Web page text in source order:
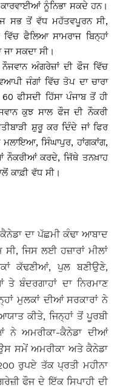
ਨੂੰਨਿਭਾ ਸਕਦੇ ਹਨ।
ਸਭ ਤੋਂ ਵੱਧ ਮਹੱਤਵਪੂਰਨ ਸੀ,
ਫੈਲਿਆ ਸਾਮਰਾਜ ਬਿਨ੍ਹਾਂ
ਸਕਦਾ ਸੀ।
ਨੌਜਵਾਨ ਅੰਗਰੇਜ਼ਾਂ ਦੀ ਫੌਜ ਵਿੱਚ
ਜੰਗਾਂ ਵਿੱਚ ਤੋਪ ਦਾ ਚਾਰਾ
ਫੀਸਦੀ ਹਿੱਸਾ ਪੰਜਾਬ ਤੋਂ ਹੀ
ਕੁਝ ਸਾਲ ਫੌਜ ਦੀ ਨੌਕਰੀ
ਸ਼ੁਰੂ ਕਰ ਦਿੰਦੇ ਜਾਂ ਫਿਰ
ਸਿੰਘਾਪੁਰ, ਹਾਂਗਕਾਂਗ,
ਕਰਦੇ, ਜਿੱਥੇ ਤਨਖ਼ਾਹ
ਕਾਫ਼ੀ ਵੱਧ ਸੀ।
ਦਾ ਪੱਛਮੀ ਕੰਢਾ ਆਬਾਦ
ਜਿਸ ਲਈ ਹਜ਼ਾਰਾਂ ਮੀਲਾਂ
ਕੱਢਣੀਆਂ, ਪੁਲ ਬਣੀਉਣੇ,
ਬੰਦਰਗਾਹਾਂ ਦਾ ਨਿਰਮਾਣ
ਮੁਲਕਾਂ ਦੀਆਂ ਸਰਕਾਰਾਂ ਨੇ
ਕੀਤੇ, ਜਿਨ੍ਹਾਂ ਤੋਂ ਪੂਰਬੀ
ਨੇ ਅਮਰੀਕਾ-ਕੈਨੇਡਾ ਦੀਆਂ
ਸਮੇਂ ਅਮਰੀਕਾ ਅਤੇ ਕੈਨੇਡਾ
ਰੁਪਏ ਤੱਕ ਪ੍ਰਤੀ ਮਹੀਨਾ
ਫੌਜ ਦੇ ਇੱਕ ਸਿਪਾਹੀ ਦੀ